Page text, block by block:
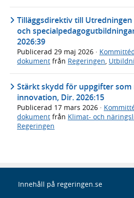
Tilläggsdirektiv till
och
2026:39
Publicerad 29 maj 2026 ·
dokument från Regeringen,
Stärkt skydd för uppgifter
innovation, Dir. 2026:15
Publicerad 17 mars 2026 ·
dokument från Klimat- och
Regeringen
Innehåll på regeringen.se